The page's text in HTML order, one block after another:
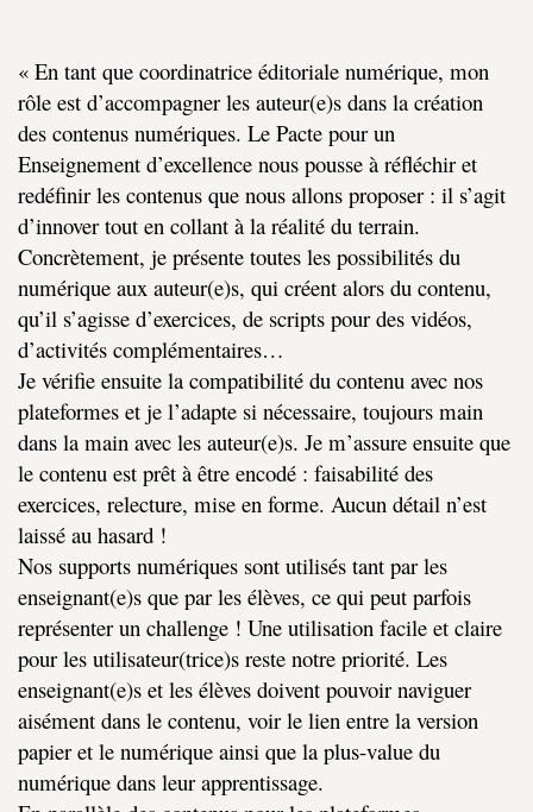
« En tant que coordinatrice éditoriale numérique, mon
rôle est d’accompagner les auteur(e)s dans la création
des contenus numériques. Le Pacte pour un
Enseignement d’excellence nous pousse à réfléchir et
redéfinir les contenus que nous allons proposer : il s’agit
d’innover tout en collant à la réalité du terrain.
Concrètement, je présente toutes les possibilités du
numérique aux auteur(e)s, qui créent alors du contenu,
qu’il s’agisse d’exercices, de scripts pour des vidéos,
d’activités complémentaires…
Je vérifie ensuite la compatibilité du contenu avec nos
plateformes et je l’adapte si nécessaire, toujours main
dans la main avec les auteur(e)s. Je m’assure ensuite que
le contenu est prêt à être encodé : faisabilité des
exercices, relecture, mise en forme. Aucun détail n’est
laissé au hasard !
Nos supports numériques sont utilisés tant par les
enseignant(e)s que par les élèves, ce qui peut parfois
représenter un challenge ! Une utilisation facile et claire
pour les utilisateur(trice)s reste notre priorité. Les
enseignant(e)s et les élèves doivent pouvoir naviguer
aisément dans le contenu, voir le lien entre la version
papier et le numérique ainsi que la plus-value du
numérique dans leur apprentissage.